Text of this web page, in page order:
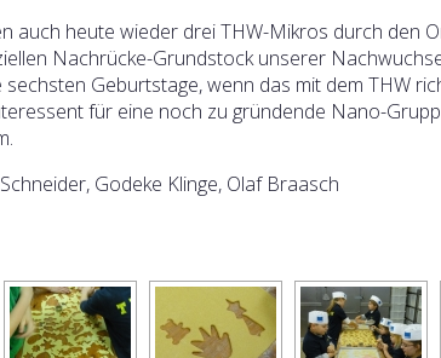
auch heute wieder drei THW-Mikros durch den
Nachrücke-Grundstock unserer
Geburtstage, wenn das mit dem THW
für eine noch zu gründende Nano-
Godeke Klinge, Olaf Braasch